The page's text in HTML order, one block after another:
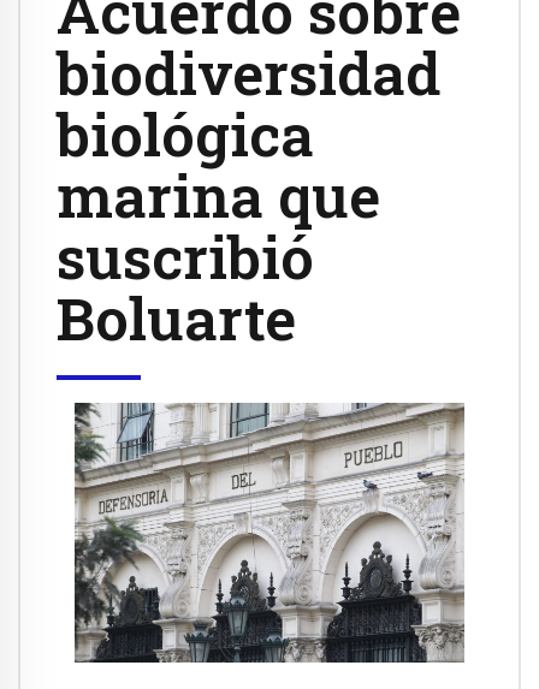
biodiversidad
biológica
marina que
suscribió
Boluarte